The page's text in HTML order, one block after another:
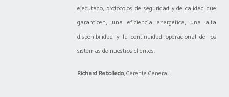
ejecutado, protocolos de seguridad y de calidad que
garanticen, una eficiencia energética, una alta
disponibilidad y la continuidad operacional de los
sistemas de nuestros clientes.
Richard Rebolledo, Gerente General